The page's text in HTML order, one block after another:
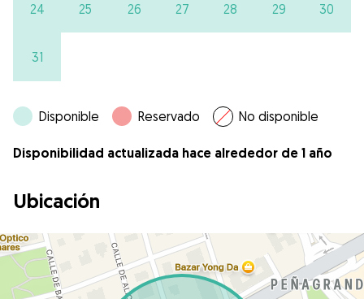
24 25 26 27 28 29 30
31
Disponible Reservado No disponible
Disponibilidad actualizada hace alrededor de 1 año
Ubicación